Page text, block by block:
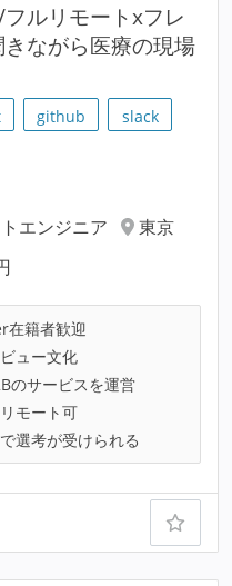
ルリモートxフレ
ながら医療の現場
github
slack
エンジニア
東京
在籍者歓迎
ュー文化
のサービスを運営
モート可
選考が受けられる